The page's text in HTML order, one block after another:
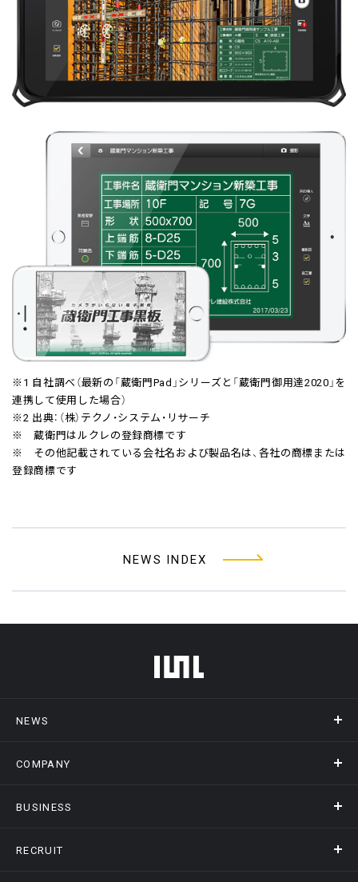
※1 自社調べ（最新の「蔵衛門Pad」シリーズと「蔵衛門御用達2020」を
連携して使用した場合）
※2 出典：（株）テクノ・システム・リサーチ
※ 蔵衛門はルクレの登録商標です
※ その他記載されている会社名および製品名は、各社の商標または
登録商標です
NEWS INDEX
フッターメニュー
NEWS
ニュース
COMPANY
会社概要
BUSINESS
事業情報トップ
RECRUIT